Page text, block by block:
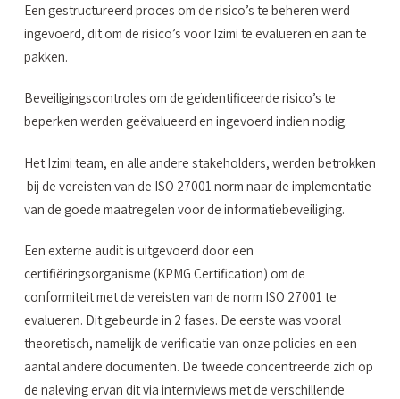
Een gestructureerd proces om de risico’s te beheren werd
ingevoerd, dit om de risico’s voor Izimi te evalueren en aan te
pakken.
Beveiligingscontroles om de geïdentificeerde risico’s te
beperken werden geëvalueerd en ingevoerd indien nodig.
Het Izimi team, en alle andere stakeholders, werden betrokken
bij de vereisten van de ISO 27001 norm naar de implementatie
van de goede maatregelen voor de informatiebeveiliging.
Een externe audit is uitgevoerd door een
certifiëringsorganisme (KPMG Certification) om de
conformiteit met de vereisten van de norm ISO 27001 te
evalueren. Dit gebeurde in 2 fases. De eerste was vooral
theoretisch, namelijk de verificatie van onze policies en een
aantal andere documenten. De tweede concentreerde zich op
de naleving ervan dit via internviews met de verschillende